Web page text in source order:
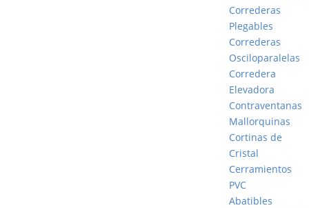
Correderas
Plegables
Correderas
Osciloparalelas
Corredera
Elevadora
Contraventanas
Mallorquinas
Cortinas de
Cristal
Cerramientos
PVC
Abatibles